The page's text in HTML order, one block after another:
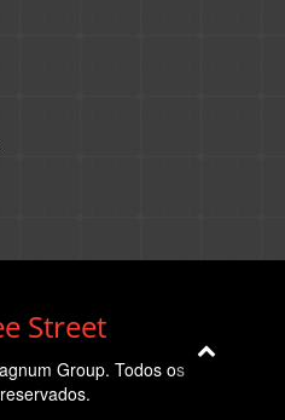
Street
Group. Todos os